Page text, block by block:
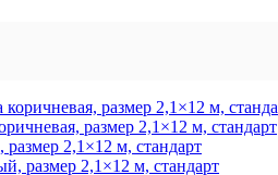
размер 2,1×12 м, стандарт
2,1×12 м, стандарт